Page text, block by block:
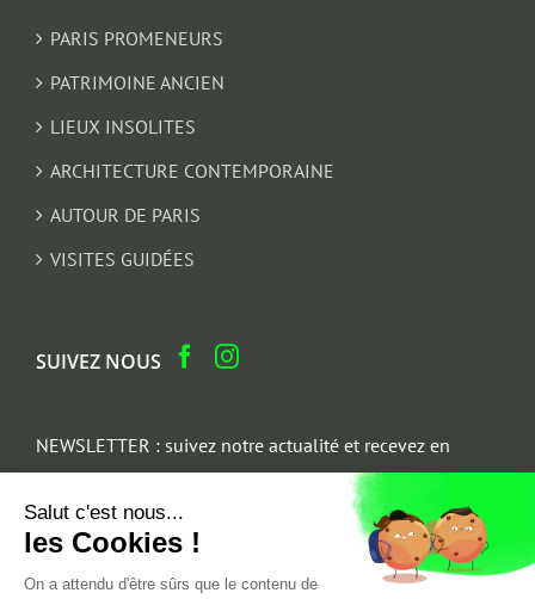
PARIS PROMENEURS
PATRIMOINE ANCIEN
LIEUX INSOLITES
ARCHITECTURE CONTEMPORAINE
AUTOUR DE PARIS
VISITES GUIDÉES
SUIVEZ NOUS
NEWSLETTER : suivez notre actualité et recevez en
cadeau un parcours architectural du Marais
Email
Salut c'est nous...
les Cookies !
On a attendu d'être sûrs que le contenu de